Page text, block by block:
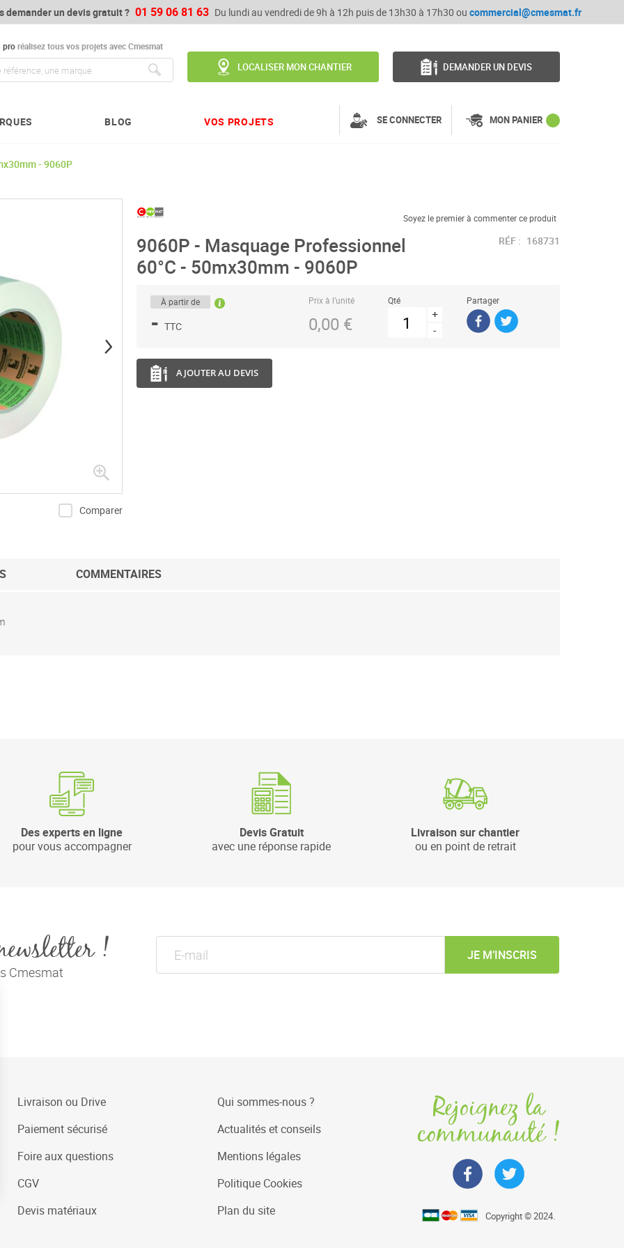
demander un devis gratuit ? 01 59 06 81 63 Du lundi au vendredi de 9h à 12h puis de 13h30 à 17h30 ou commercial@cmesmat.fr
proréalisez tous vos projets avec Cmesmat
LOCALISER MON CHANTIER DEMANDER UN DEVIS
BLOG VOS PROJETS SE CONNECTER MON PANIER
- 9060P
Comparer
Soyez le premier à commenter ce produit
9060P - Masquage Professionnel
60°C - 50mx30mm - 9060P
RÉF : 168731
À partir de
- TTC
Prix à l’unité
0,00 €
Qté
+
-
Partager
AJOUTER AU DEVIS
COMMENTAIRES
Des experts en ligne
pour vous accompagner
Devis Gratuit
avec une réponse rapide
Livraison sur chantier
ou en point de retrait
!
Cmesmat
JE M’INSCRIS
Livraison ou Drive
Paiement sécurisé
Foire aux questions
CGV
Devis matériaux
Qui sommes-nous ?
Actualités et conseils
Mentions légales
Politique Cookies
Plan du site
Rejoignez la
communauté !
Copyright © 2024.